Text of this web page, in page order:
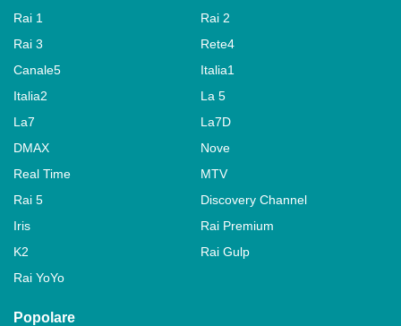
Rai 1
Rai 2
Rai 3
Rete4
Canale5
Italia1
Italia2
La 5
La7
La7D
DMAX
Nove
Real Time
MTV
Rai 5
Discovery Channel
Iris
Rai Premium
K2
Rai Gulp
Rai YoYo
Popolare